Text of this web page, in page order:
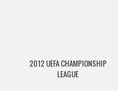
2012 UEFA CHAMPIONSHIP
LEAGUE